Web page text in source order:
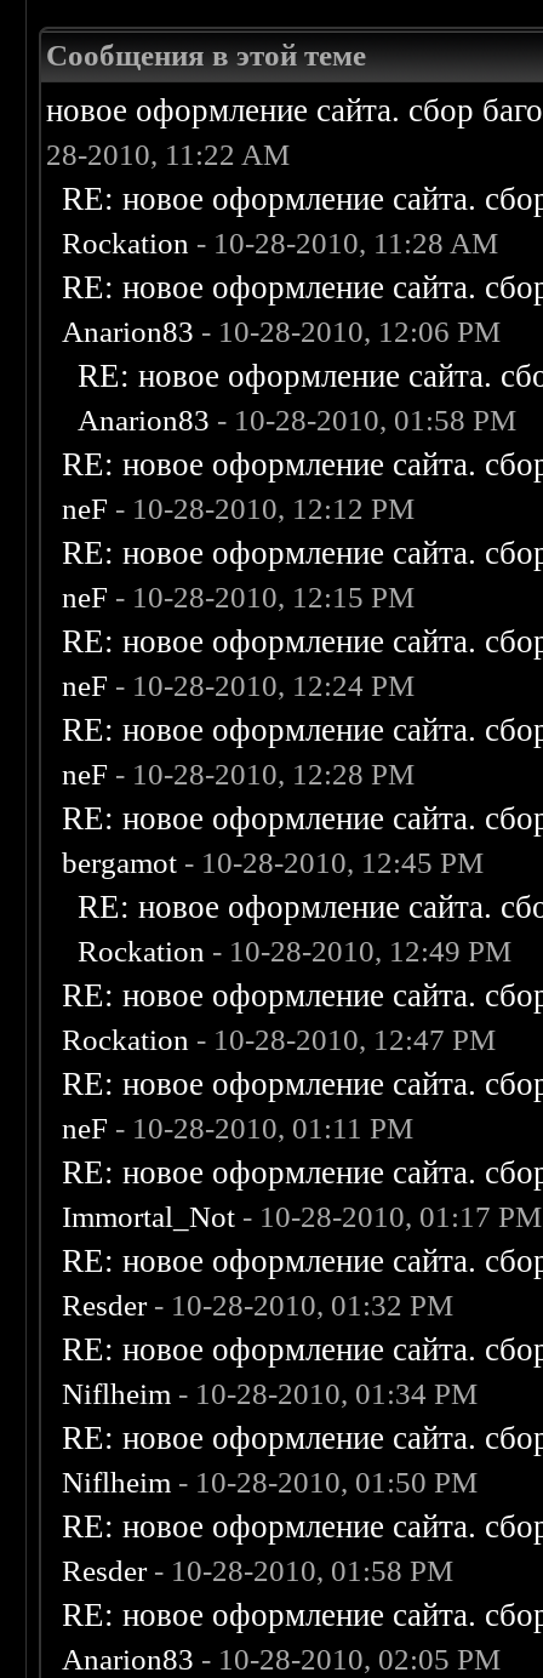
Сообщения в этой теме
новое оформление сайта. сбор
28-2010, 11:22 AM
RE: новое оформление сайта.
Rockation - 10-28-2010, 11:28 AM
RE: новое оформление сайта.
Anarion83 - 10-28-2010, 12:06 PM
RE: новое оформление сайта.
Anarion83 - 10-28-2010, 01:58 PM
RE: новое оформление сайта.
neF - 10-28-2010, 12:12 PM
RE: новое оформление сайта.
neF - 10-28-2010, 12:15 PM
RE: новое оформление сайта.
neF - 10-28-2010, 12:24 PM
RE: новое оформление сайта.
neF - 10-28-2010, 12:28 PM
RE: новое оформление сайта.
bergamot - 10-28-2010, 12:45 PM
RE: новое оформление сайта.
Rockation - 10-28-2010, 12:49 PM
RE: новое оформление сайта.
Rockation - 10-28-2010, 12:47 PM
RE: новое оформление сайта.
neF - 10-28-2010, 01:11 PM
RE: новое оформление сайта.
Immortal_Not - 10-28-2010, 01:17 PM
RE: новое оформление сайта.
Resder- 10-28-2010, 01:32 PM
RE: новое оформление сайта.
Niflheim - 10-28-2010, 01:34 PM
RE: новое оформление сайта.
Niflheim - 10-28-2010, 01:50 PM
RE: новое оформление сайта.
Resder- 10-28-2010, 01:58 PM
RE: новое оформление сайта.
Anarion83 - 10-28-2010, 02:05 PM